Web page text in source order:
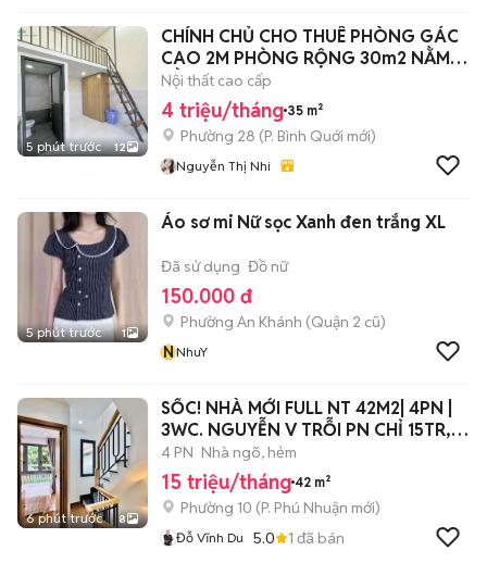
5 phút trước 12
CHÍNH CHỦ CHO THUÊ PHÒNG GÁC
CAO 2M PHÒNG RỘNG 30m2 NẰM
GẦN UTH
Nội thất cao cấp
4 triệu/tháng 35 m²
Phường 28 (P. Bình Quới mới)
Nguyễn Thị Nhi
5 phút trước 1
Áo sơ mi Nữ sọc Xanh đen trắng XL
Đã sử dụng Đồ nữ
150.000 đ
Phường An Khánh (Quận 2 cũ)
NNhuY
6 phút trước 8
SỐC! NHÀ MỚI FULL NT 42M2| 4PN |
3WC. NGUYỄN V TRỖI PN CHỈ 15TR,
TL
4 PN Nhà ngõ, hẻm
15 triệu/tháng 42 m²
Phường 10 (P. Phú Nhuận mới)
Đỗ Vĩnh Du 5.0 1 đã bán